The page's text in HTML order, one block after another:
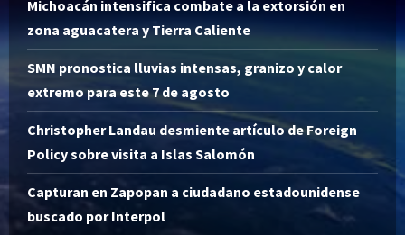
Michoacán intensifica combate a la extorsión en
zona aguacatera y Tierra Caliente
SMN pronostica lluvias intensas, granizo y calor
extremo para este 7 de agosto
Christopher Landau desmiente artículo de Foreign
Policy sobre visita a Islas Salomón
Capturan en Zapopan a ciudadano estadounidense
buscado por Interpol